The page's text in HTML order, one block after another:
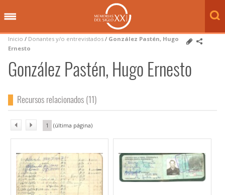
Inicio / Donantes y/o entrevistados / González Pastén, Hugo
Ernesto
González Pastén, Hugo Ernesto
Recursos relacionados (11)
1